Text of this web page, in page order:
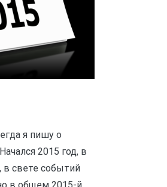
я пишу о
2015 год, в
в свете событий